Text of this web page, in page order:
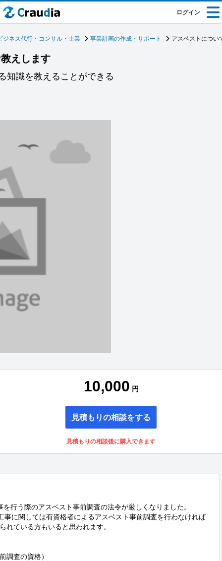
ログイン
ジネス代行・コンサル・士業 事業計画の作成・サポート アスベストについ
えします
知識を教えることができる
10,000 円
見積もりの相談をする
見積もりの相談後に購入できます
行う際のアスベスト事前調査の法令が厳しくなりました。
に関しては有資格者によるアスベスト事前調査を行わなければ
れている方もいると思われます。
調査の資格）